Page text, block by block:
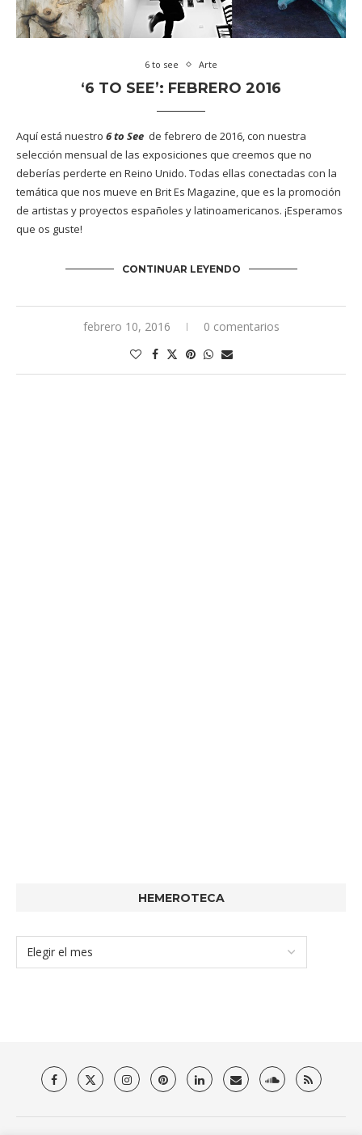
6 to see Arte
‘6 TO SEE’: FEBRERO 2016
Aquí está nuestro 6 to See de febrero de 2016, con nuestra
selección mensual de las exposiciones que creemos que no
deberías perderte en Reino Unido. Todas ellas conectadas con la
temática que nos mueve en Brit Es Magazine, que es la promoción
de artistas y proyectos españoles y latinoamericanos. ¡Esperamos
que os guste!
CONTINUAR LEYENDO
febrero 10, 2016 0 comentarios
HEMEROTECA